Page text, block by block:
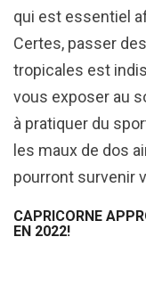
qui est essentiel
Certes, passer
tropicales est
vous exposer au
à pratiquer du
les maux de dos
pourront survenir
CAPRICORNE
EN 2022!